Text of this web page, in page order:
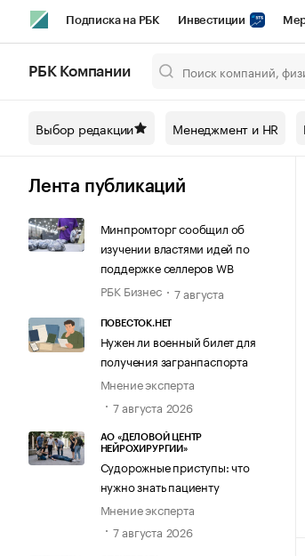
Подписка на РБК Инвестиции
Спецпроекты СПб Конференции СПб
Технологии и медиа
РБК Компании
Выбор редакции Менеджмент и HR
Лента публикаций
Минпромторг сообщил об
изучении властями идей по
поддержке селлеров WB
РБК Бизнес
7 августа
ПОВЕСТОК.НЕТ
Нужен ли военный билет для
получения загранпаспорта
Мнение эксперта
7 августа 2026
АО «ДЕЛОВОЙ ЦЕНТР
НЕЙРОХИРУРГИИ»
Судорожные приступы: что
нужно знать пациенту
Мнение эксперта
7 августа 2026